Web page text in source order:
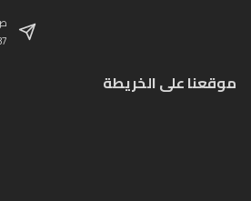
ص.ب:
موقعنا على الخريطة